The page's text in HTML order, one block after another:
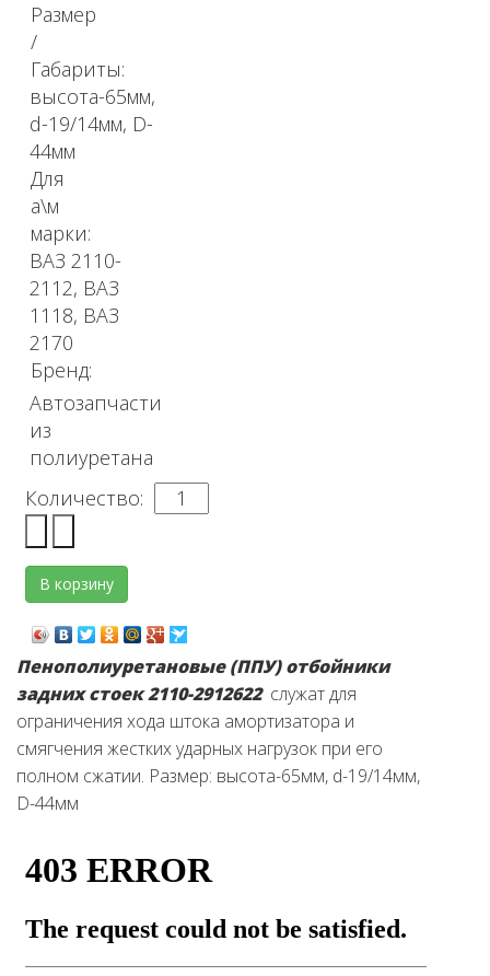
Размер
/
Габариты:
высота-65мм,
d-19/14мм, D-
44мм
Для
а\м
марки:
ВАЗ 2110-
2112, ВАЗ
1118, ВАЗ
2170
Бренд:
Автозапчасти
из
полиуретана
Количество:
Пенополиуретановые (ППУ) отбойники
задних стоек 2110-2912622служат для
ограничения хода штока амортизатора и
смягчения жестких ударных нагрузок при его
полном сжатии. Размер: высота-65мм, d-19/14мм,
D-44мм